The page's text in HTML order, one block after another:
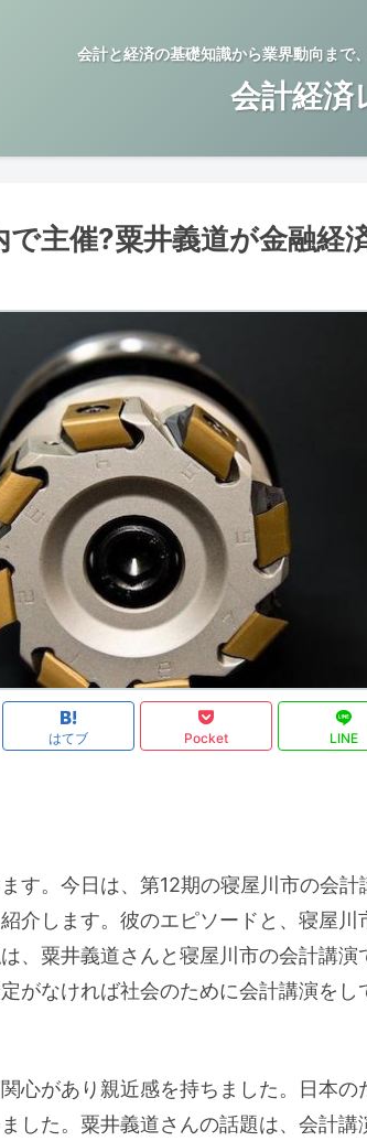
会計と経済の基礎知識から業界動向まで
会計経済
主催?粟井義道が金融経
はてブ Pocket LINE
す。今日は、第12期の寝屋川市の会計
介します。彼のエピソードと、寝屋川
、粟井義道さんと寝屋川市の会計講演
がなければ社会のために会計講演をし
心があり親近感を持ちました。日本の
した。粟井義道さんの話題は、会計講